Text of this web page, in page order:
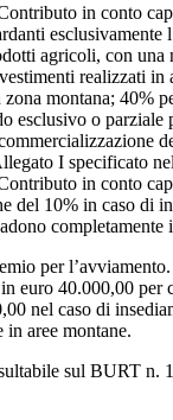
in conto
esclusivamente
agricoli, con una
realizzati in
montana; 40%
esclusivo o parziale
I specificato
in conto
del 10% in caso di
completamente
per
euro 40.000,00 per
nel caso di
in aree montane.
sul BURT n.